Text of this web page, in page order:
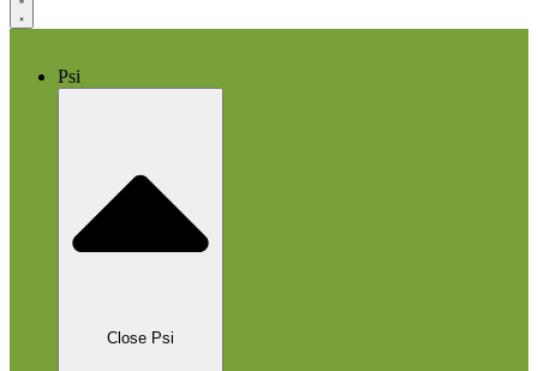
Psi
Close Psi